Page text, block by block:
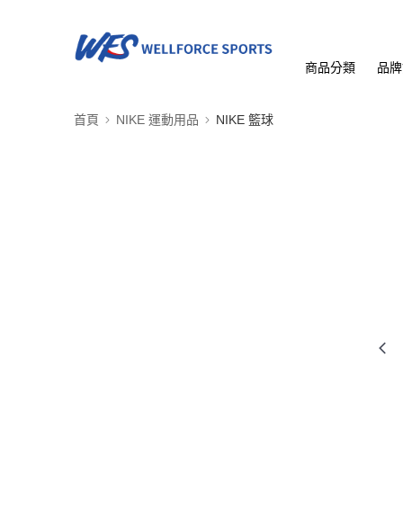
商品分類 品
首頁 NIKE 運動用品 NIKE 籃球